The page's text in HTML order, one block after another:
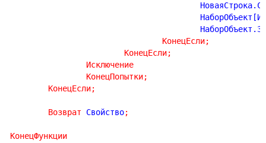
КонецЕсли;
КонецЕсли;
Исключение
КонецПопытки;
КонецЕсли;
Возврат Свойство;
КонецФункции